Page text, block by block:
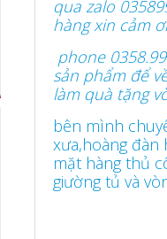
qua zalo
hàng xin cảm
phone
sản phẩm để
làm quà tặng
bên mình
xưa,hoàng đàn
mặt hàng thủ
giường tủ và